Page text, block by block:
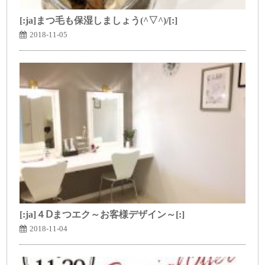
[:ja]まつ毛も保湿しましょう(^▽^)/[:]
2018-11-05
[:ja]４Ⅾまつエク～お客様デザイン～[:]
2018-11-04